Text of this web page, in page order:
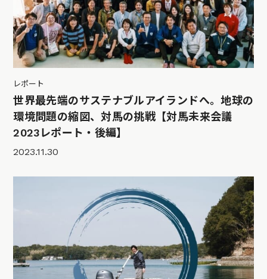
レポート
世界最先端のサステナブルアイランドへ。地球の
環境問題の縮図、対馬の挑戦【対馬未来会議
2023レポート・後編】
2023.11.30